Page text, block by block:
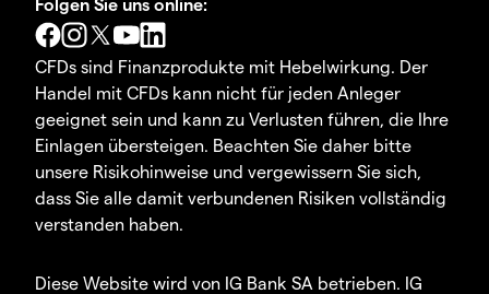
Folgen Sie uns online:
CFDs sind Finanzprodukte mit Hebelwirkung. Der
Handel mit CFDs kann nicht für jeden Anleger
geeignet sein und kann zu Verlusten führen, die Ihre
Einlagen übersteigen. Beachten Sie daher bitte
unsere Risikohinweise und vergewissern Sie sich,
dass Sie alle damit verbundenen Risiken vollständig
verstanden haben.
Diese Website wird von IG Bank SA betrieben. IG